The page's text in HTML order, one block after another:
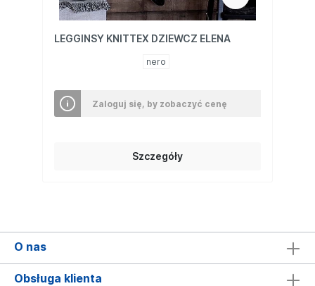
LEGGINSY KNITTEX DZIEWCZ ELENA
nero
Zaloguj się, by zobaczyć cenę
Szczegóły
O nas
Obsługa klienta